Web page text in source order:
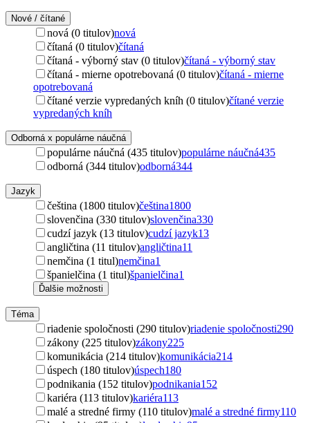
Nové / čítané
nová (0 titulov)nová
čítaná (0 titulov)čítaná
čítaná - výborný stav (0 titulov)čítaná - výborný stav
čítaná - mierne opotrebovaná (0 titulov)čítaná - mierne
opotrebovaná
čítané verzie vypredaných kníh (0 titulov)čítané verzie
vypredaných kníh
Odborná x populárne náučná
populárne náučná (435 titulov)populárne náučná435
odborná (344 titulov)odborná344
Jazyk
čeština (1800 titulov)čeština1800
slovenčina (330 titulov)slovenčina330
cudzí jazyk (13 titulov)cudzí jazyk13
angličtina (11 titulov)angličtina11
nemčina (1 titul)nemčina1
španielčina (1 titul)španielčina1
Ďalšie možnosti
Téma
riadenie spoločnosti (290 titulov)riadenie spoločnosti290
zákony (225 titulov)zákony225
komunikácia (214 titulov)komunikácia214
úspech (180 titulov)úspech180
podnikania (152 titulov)podnikania152
kariéra (113 titulov)kariéra113
malé a stredné firmy (110 titulov)malé a stredné firmy110